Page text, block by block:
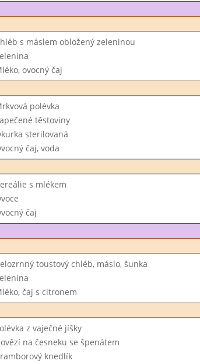
s máslem obložený zeleninou
ovocný čaj
polévka
těstoviny
sterilovaná
čaj, voda
s mlékem
čaj
toustový chléb, máslo, šunka
čaj s citronem
z vaječné jíšky
na česneku se špenátem
knedlík